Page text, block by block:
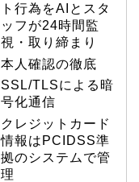
ト行為をAIとスタ
ッフが24時間監
視・取り締まり
本人確認の徹底
SSL/TLSによる暗
号化通信
クレジットカード
情報はPCIDSS準
拠のシステムで管
理